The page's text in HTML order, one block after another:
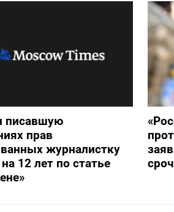
писавшую
прав
журналистку
12 лет по статье